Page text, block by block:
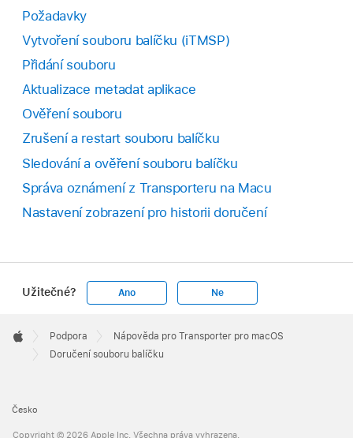
Požadavky
Vytvoření souboru balíčku (iTMSP)
Přidání souboru
Aktualizace metadat aplikace
Ověření souboru
Zrušení a restart souboru balíčku
Sledování a ověření souboru balíčku
Správa oznámení z Transporteru na Macu
Nastavení zobrazení pro historii doručení
Užitečné? Ano Ne
Footer

Apple
Podpora
Nápověda pro Transporter pro macOS
Doručení souboru balíčku
Česko
Copyright © 2026 Apple Inc. Všechna práva vyhrazena.